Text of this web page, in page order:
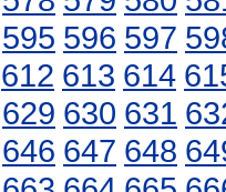
595 596 597
612 613 614
629 630 631
646 647 648